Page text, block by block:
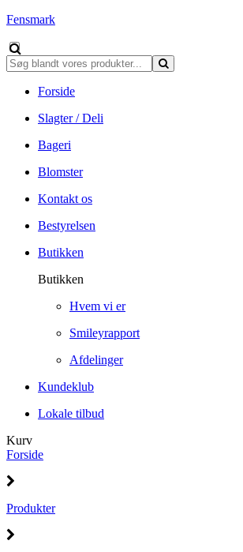
Fensmark
Forside
Slagter / Deli
Bageri
Blomster
Kontakt os
Bestyrelsen
Butikken
Butikken
Hvem vi er
Smileyrapport
Afdelinger
Kundeklub
Lokale tilbud
Kurv
Forside
Produkter